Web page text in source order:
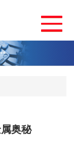
奥秘